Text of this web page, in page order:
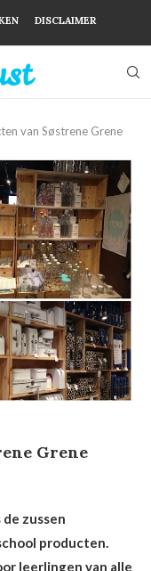
DISCLAIMER
van Søstrene Grene
Grene
zussen
producten.
leerlingen van alle